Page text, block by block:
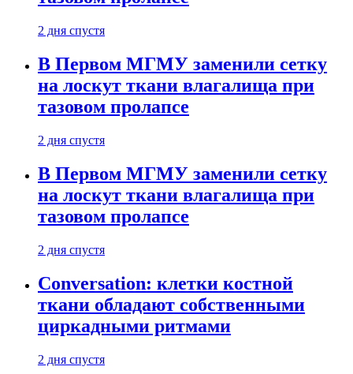
2 дня спустя
В Первом МГМУ заменили сетку
на лоскут ткани влагалища при
тазовом пролапсе
2 дня спустя
В Первом МГМУ заменили сетку
на лоскут ткани влагалища при
тазовом пролапсе
2 дня спустя
Conversation: клетки костной
ткани обладают собственными
циркадными ритмами
2 дня спустя